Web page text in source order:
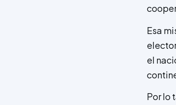
Esa
el
Por lo